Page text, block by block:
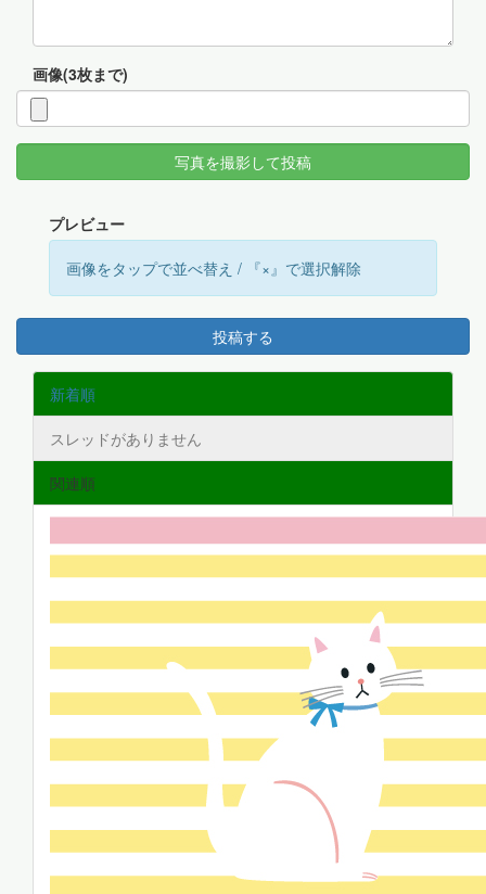
画像(3枚まで)
写真を撮影して投稿
プレビュー
画像をタップで並べ替え / 『×』で選択解除
投稿する
新着順
スレッドがありません
関連順